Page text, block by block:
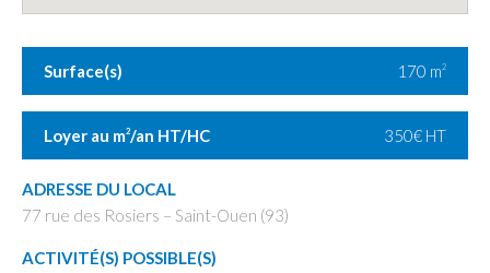
Surface(s) 170 m2
Loyer au m2/an HT/HC 350€ HT
ADRESSE DU LOCAL
77 rue des Rosiers – Saint-Ouen (93)
ACTIVITÉ(S) POSSIBLE(S)